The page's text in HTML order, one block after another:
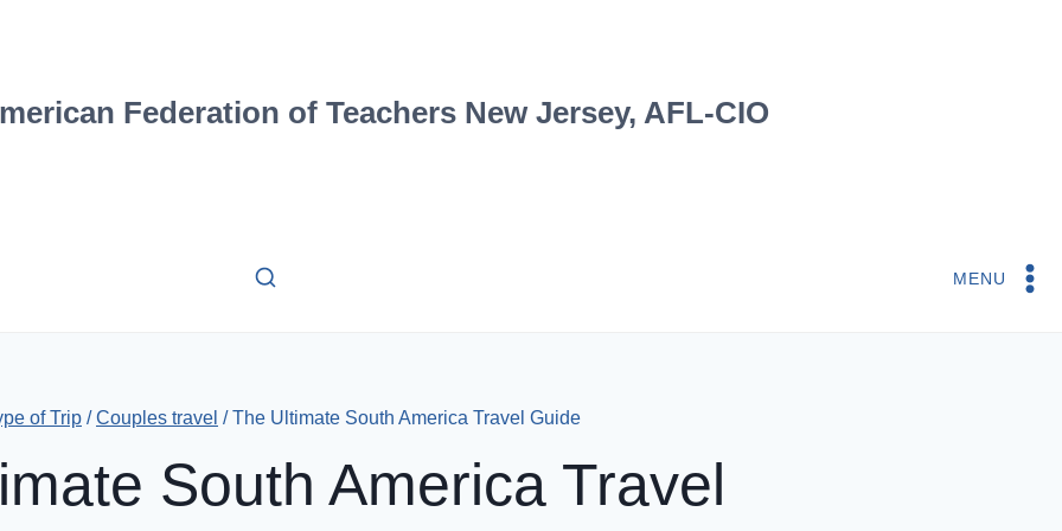
Federation of Teachers New Jersey, AFL-CIO
MENU
of Trip / Couples travel / The Ultimate South America Travel Guide
South America Travel